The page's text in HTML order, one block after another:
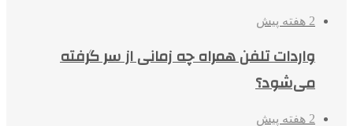
2 هفته پیش
واردات تلفن همراه چه زمانی از سر گرفته
می‌شود؟
2 هفته پیش